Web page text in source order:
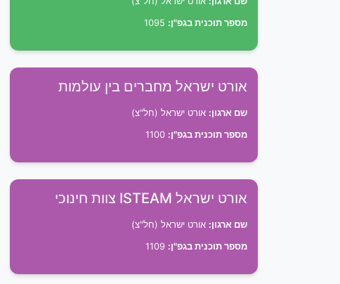
מספר תוכנית בגפ"ן:
אורט ישראל מחברים בין עולמות
שם ארגון: אורט ישראל (חל"צ)
מספר תוכנית בגפ"ן:
אורט ישראל ISTEAM צוות חינוכי
שם ארגון: אורט ישראל (חל"צ)
מספר תוכנית בגפ"ן: